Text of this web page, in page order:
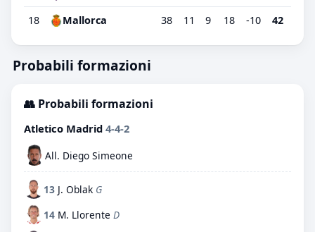
18 Mallorca 38 11 9 18 -10 42
Probabili formazioni
👥 Probabili formazioni
Atletico Madrid 4-4-2
All. Diego Simeone
13 J. Oblak G
14 M. Llorente D